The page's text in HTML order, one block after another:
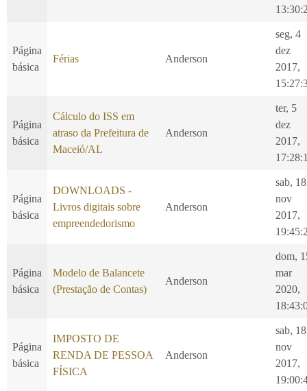
Página
básica
Férias Anderson
seg, 4
dez
2017,
Página
básica
Cálculo do ISS em
atraso da Prefeitura de
Maceió/AL
Anderson
ter, 5
dez
2017,
Página
básica
DOWNLOADS -
Livros digitais sobre
empreendedorismo
Anderson
sab, 18
nov
2017,
Página
básica
Modelo de Balancete
(Prestação de Contas)
Anderson
dom,
mar
2020,
Página
básica
IMPOSTO DE
RENDA DE PESSOA
FÍSICA
Anderson
sab, 18
nov
2017,